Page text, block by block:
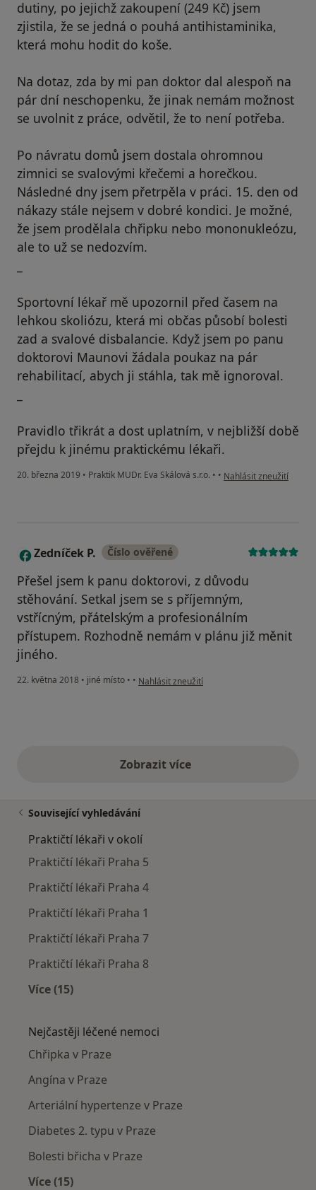
dutiny, po jejichž zakoupení (249 Kč) jsem
zjistila, že se jedná o pouhá antihistaminika,
která mohu hodit do koše.
Na dotaz, zda by mi pan doktor dal alespoň na
pár dní neschopenku, že jinak nemám možnost
se uvolnit z práce, odvětil, že to není potřeba.
Po návratu domů jsem dostala ohromnou
zimnici se svalovými křečemi a horečkou.
Následné dny jsem přetrpěla v práci. 15. den od
nákazy stále nejsem v dobré kondici. Je možné,
že jsem prodělala chřipku nebo mononukleózu,
ale to už se nedozvím.
Sportovní lékař mě upozornil před časem na
lehkou skoliózu, která mi občas působí bolesti
zad a svalové disbalancie. Když jsem po panu
doktorovi Maunovi žádala poukaz na pár
rehabilitací, abych ji stáhla, tak mě ignoroval.
Pravidlo třikrát a dost uplatním, v nejbližší době
přejdu k jinému praktickému lékaři.
20. března 2019 • Praktik MUDr. Eva Skálová s.r.o. • • podle názoru uživatele
Nahlásit zneužití
Z Zedníček P. Číslo ověřené
Přešel jsem k panu doktorovi, z důvodu
stěhování. Setkal jsem se s příjemným,
vstřícným, přátelským a profesionálním
přístupem. Rozhodně nemám v plánu již měnit
jiného.
22. května 2018 • jiné místo • • podle názoru uživatele Zedníček P.
Nahlásit zneužití
Zobrazit vícevýše uvedené názory
Související vyhledávání
Praktičtí lékaři v okolí
Praktičtí lékaři Praha 5
Praktičtí lékaři Praha 4
Praktičtí lékaři Praha 1
Praktičtí lékaři Praha 7
Praktičtí lékaři Praha 8
Více (15)
Nejčastěji léčené nemoci
Chřipka v Praze
Angína v Praze
Arteriální hypertenze v Praze
Diabetes 2. typu v Praze
Bolesti břicha v Praze
Více (15)